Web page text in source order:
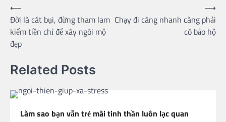
Post
navigation
⟵
Đời là cát bụi, đừng tham lam
kiếm tiền chỉ để xây ngôi mộ
đẹp
Chạy đi càng nhanh càng phải
có bảo hộ
⟶
Related Posts
Làm sao bạn vẫn trẻ mãi tinh thần luôn lạc quan